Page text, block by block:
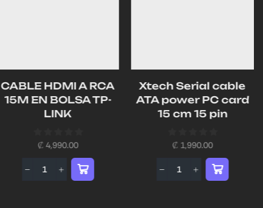
CABLE HDMI A RCA
15M EN BOLSA TP-
LINK
₡4,990.00
Xtech Serial cable
ATA power PC card
15 cm 15 pin
₡ 1,990.00